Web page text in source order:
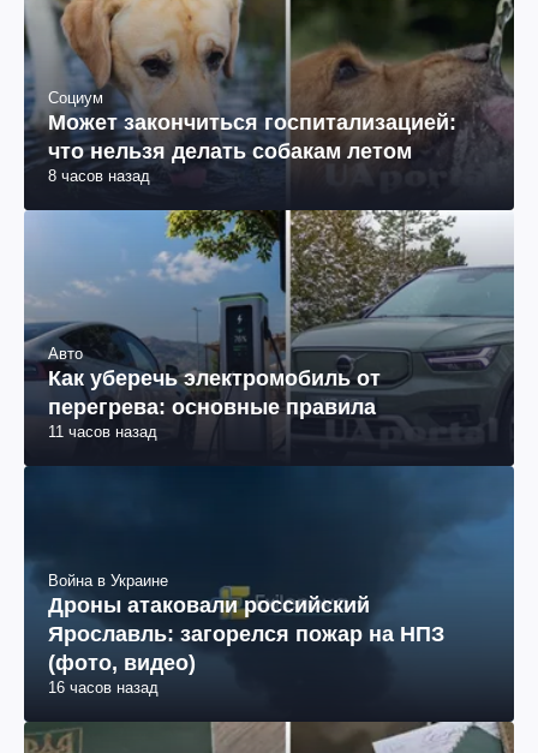
Социум
Может закончиться госпитализацией:
что нельзя делать собакам летом
8 часов назад
Авто
Как уберечь электромобиль от
перегрева: основные правила
11 часов назад
Война в Украине
Дроны атаковали российский
Ярославль: загорелся пожар на НПЗ
(фото, видео)
16 часов назад